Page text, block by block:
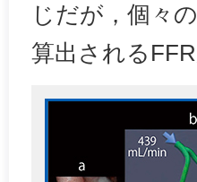
じだが，個々
算出される